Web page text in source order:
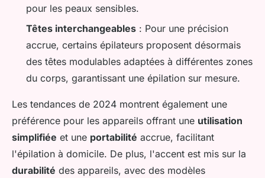
pour les peaux sensibles.
Têtes interchangeables : Pour une précision
accrue, certains épilateurs proposent désormais
des têtes modulables adaptées à différentes zones
du corps, garantissant une épilation sur mesure.
Les tendances de 2024 montrent également une
préférence pour les appareils offrant une utilisation
simplifiée et une portabilité accrue, facilitant
l'épilation à domicile. De plus, l'accent est mis sur la
durabilité des appareils, avec des modèles